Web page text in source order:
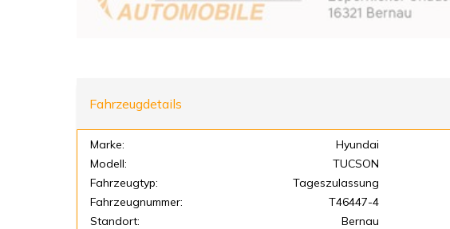
Fahrzeugdetails
Marke:
Hyundai
Modell:
TUCSON
Fahrzeugtyp:
Tageszulassung
Fahrzeugnummer:
T46447-4
Standort:
Bernau